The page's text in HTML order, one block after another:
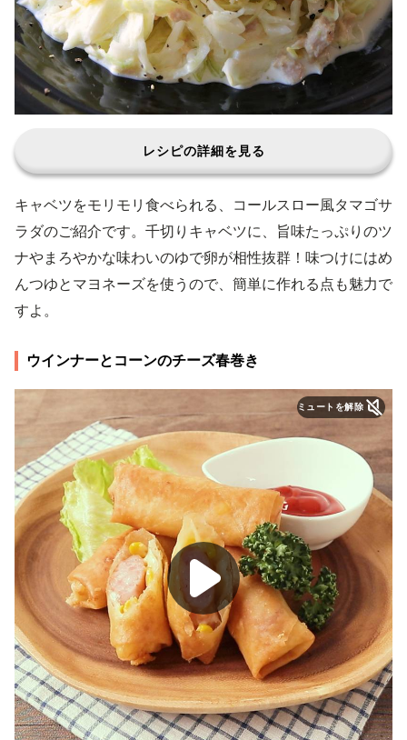
レシピの詳細を見る
キャベツをモリモリ食べられる、コールスロー風タマゴサ
ラダのご紹介です。千切りキャベツに、旨味たっぷりのツ
ナやまろやかな味わいのゆで卵が相性抜群！味つけにはめ
んつゆとマヨネーズを使うので、簡単に作れる点も魅力で
すよ。
ウインナーとコーンのチーズ春巻き
ミュートを解除